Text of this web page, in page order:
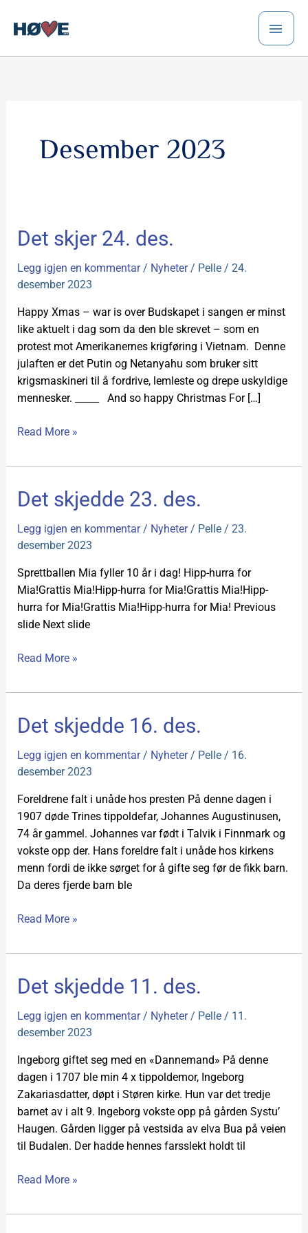
rett
innholdet
Desember 2023
Det skjer 24. des.
Legg igjen en kommentar / Nyheter/ Pelle / 24.
desember 2023
Happy Xmas – war is over Budskapet i sangen er minst
like aktuelt i dag som da den ble skrevet – som en
protest mot Amerikanernes krigføring i Vietnam. Denne
julaften er det Putin og Netanyahu som bruker sitt
krigsmaskineri til å fordrive, lemleste og drepe uskyldige
mennesker. _____ And so happy Christmas For […]
Det
skjer
24.
des.
Read More »
Det skjedde 23. des.
Legg igjen en kommentar / Nyheter/ Pelle / 23.
desember 2023
Sprettballen Mia fyller 10 år i dag! Hipp-hurra for
Mia!Grattis Mia!Hipp-hurra for Mia!Grattis Mia!Hipp-
hurra for Mia!Grattis Mia!Hipp-hurra for Mia! Previous
slide Next slide
Det
skjedde
23.
des.
Read More »
Det skjedde 16. des.
Legg igjen en kommentar / Nyheter/ Pelle / 16.
desember 2023
Foreldrene falt i unåde hos presten På denne dagen i
1907 døde Trines tippoldefar, Johannes Augustinusen,
74 år gammel. Johannes var født i Talvik i Finnmark og
vokste opp der. Hans foreldre falt i unåde hos kirkens
menn fordi de ikke sørget for å gifte seg før de fikk barn.
Da deres fjerde barn ble
Det
skjedde
16.
des.
Read More »
Det skjedde 11. des.
Legg igjen en kommentar / Nyheter/ Pelle / 11.
desember 2023
Ingeborg giftet seg med en «Dannemand» På denne
dagen i 1707 ble min 4 x tippoldemor, Ingeborg
Zakariasdatter, døpt i Støren kirke. Hun var det tredje
barnet av i alt 9. Ingeborg vokste opp på gården Systu’
Haugen. Gården ligger på vestsida av elva Bua på veien
til Budalen. Der hadde hennes farsslekt holdt til
Det
skjedde
11.
des.
Read More »